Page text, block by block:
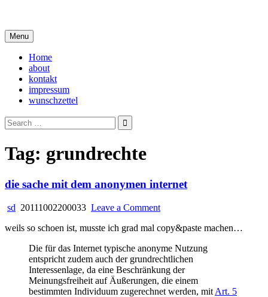
content
Menu
Home
about
kontakt
impressum
wunschzettel
Search
for:
Tag: grundrechte
die sache mit dem anonymen internet
sd 20111002200033 Leave a Commenton
sache
dem
anonymen
internet
weils so schoen ist, musste ich grad mal copy&paste machen…
Die für das Internet typische anonyme Nutzung
entspricht zudem auch der grundrechtlichen
Interessenlage, da eine Beschränkung der
Meinungsfreiheit auf Äußerungen, die einem
bestimmten Individuum zugerechnet werden, mit Art. 5